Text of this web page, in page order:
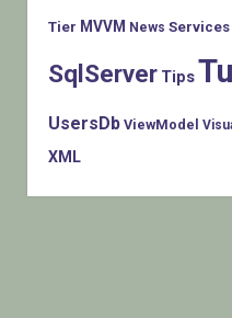
Tier MVVM News Services
SqlServer Tips
UsersDb ViewModel
XML